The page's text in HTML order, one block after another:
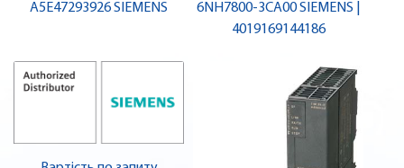
A5E47293926 SIEMENS
6NH7800-3CA00 SIEMENS |
4019169144186